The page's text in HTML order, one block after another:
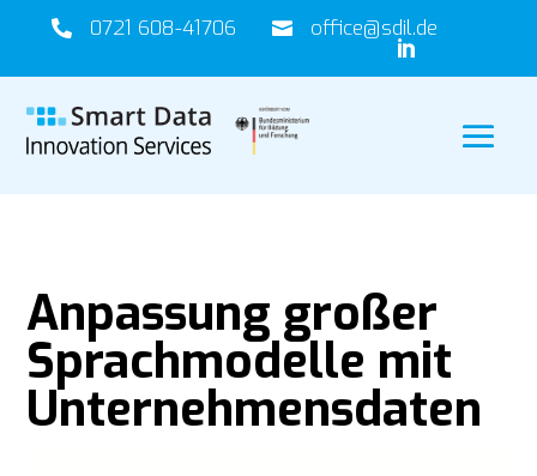
 office@sdil.de
 0721 608-41706

Anpassung großer
Sprachmodelle mit
Unternehmensdaten